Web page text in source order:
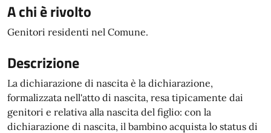
A chi è rivolto
Genitori residenti nel Comune.
Descrizione
La dichiarazione di nascita è la dichiarazione,
formalizzata nell'atto di nascita, resa tipicamente dai
genitori e relativa alla nascita del figlio: con la
dichiarazione di nascita, il bambino acquista lo status di